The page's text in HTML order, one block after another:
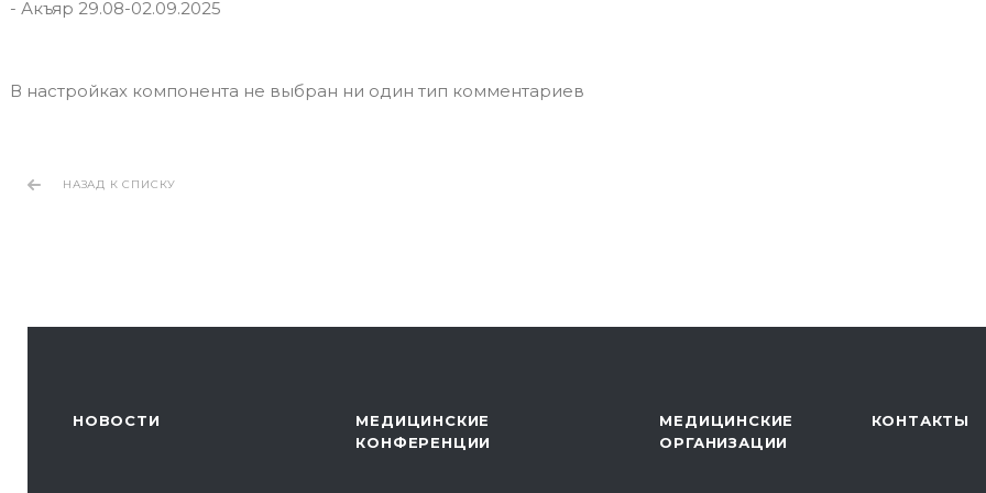
- Акъяр 29.08-02.09.2025
В настройках компонента не выбран ни один тип комментариев
НАЗАД К СПИСКУ
НОВОСТИ
МЕДИЦИНСКИЕ
КОНФЕРЕНЦИИ
МЕДИЦИНСКИЕ
ОРГАНИЗАЦИИ
КОНТАКТЫ